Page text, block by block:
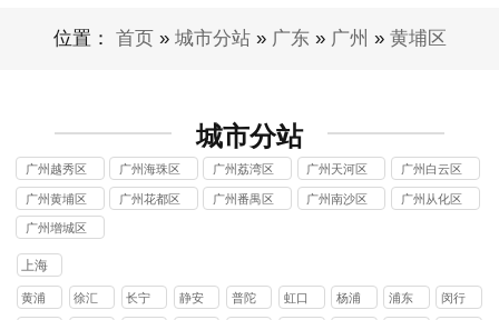
位置： 首页 » 城市分站» 广东» 广州 » 黄埔区
城市分站
广州越秀区
讨债公司
广州海珠区
讨债公司
广州荔湾区
讨债公司
广州天河区
讨债公司
广州白云区
讨债公司
广州黄埔区
讨债公司
广州花都区
广州番禺区
广州南沙区
广州从化区
广州增城区
讨债公司
上海
黄浦 徐汇 长宁 静安 普陀 虹口 杨浦 浦东 闵行